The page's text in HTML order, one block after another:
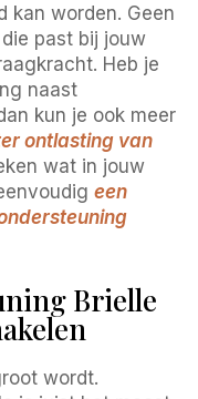
kan worden. Geen
past bij jouw
Heb je
naast
kun je ook meer
ontlasting van
wat in jouw
een
Brielle
wordt.